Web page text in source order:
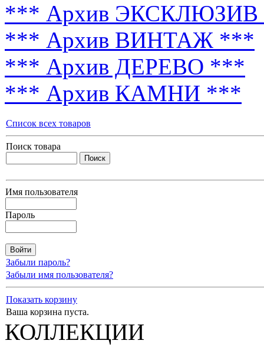
*** Архив
*** Архив ВИНТАЖ ***
*** Архив ДЕРЕВО ***
*** Архив КАМНИ ***
Список всех товаров
Поиск товара
Имя пользователя
Пароль
Забыли пароль?
Забыли имя пользователя?
Показать корзину
Ваша корзина пуста.
КОЛЛЕКЦИИ